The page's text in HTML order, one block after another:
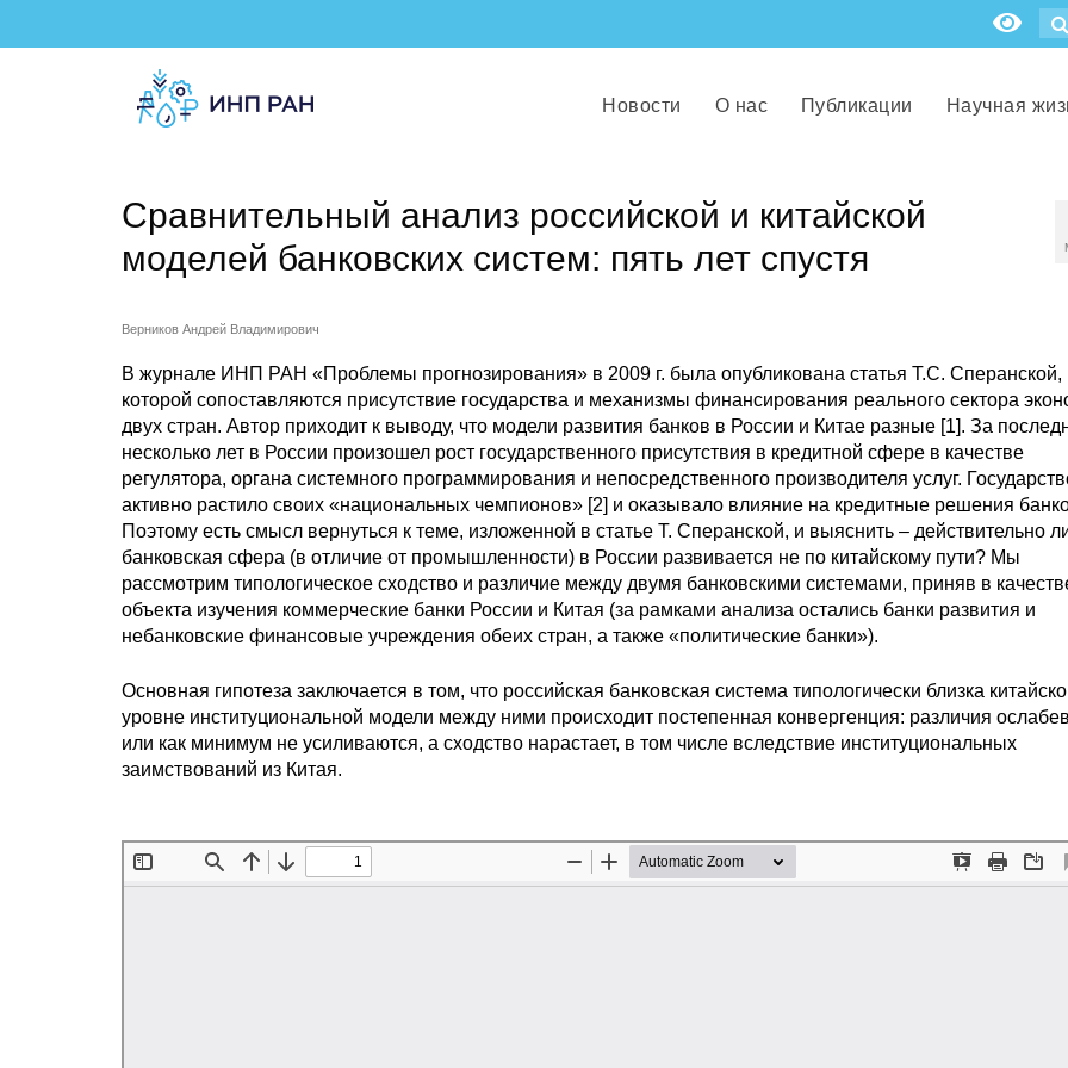
Новости О нас Публикации Научная
Сравнительный анализ российской и китайской
моделей банковских систем: пять лет спустя
Верников Андрей Владимирович
В журнале ИНП РАН «Проблемы прогнозирования» в 2009 г. была опубликована статья Т.С. Сперанской,
которой сопоставляются присутствие государства и механизмы финансирования реального сектора
двух стран. Автор приходит к выводу, что модели развития банков в России и Китае разные [1]. За
несколько лет в России произошел рост государственного присутствия в кредитной сфере в качестве
регулятора, органа системного программирования и непосредственного производителя услуг.
активно растило своих «национальных чемпионов» [2] и оказывало влияние на кредитные решения
Поэтому есть смысл вернуться к теме, изложенной в статье Т. Сперанской, и выяснить – действительно
банковская сфера (в отличие от промышленности) в России развивается не по китайскому пути? Мы
рассмотрим типологическое сходство и различие между двумя банковскими системами, приняв в
объекта изучения коммерческие банки России и Китая (за рамками анализа остались банки развития и
небанковские финансовые учреждения обеих стран, а также «политические банки»).
Основная гипотеза заключается в том, что российская банковская система типологически близка
уровне институциональной модели между ними происходит постепенная конвергенция: различия
или как минимум не усиливаются, а сходство нарастает, в том числе вследствие институциональных
заимствований из Китая.